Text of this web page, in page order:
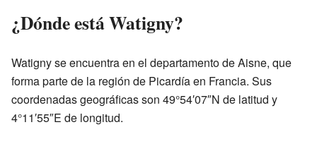
¿Dónde está Watigny?
Watigny se encuentra en el departamento de Aisne, que
forma parte de la región de Picardía en Francia. Sus
coordenadas geográficas son 49°54′07″N de latitud y
4°11′55″E de longitud.